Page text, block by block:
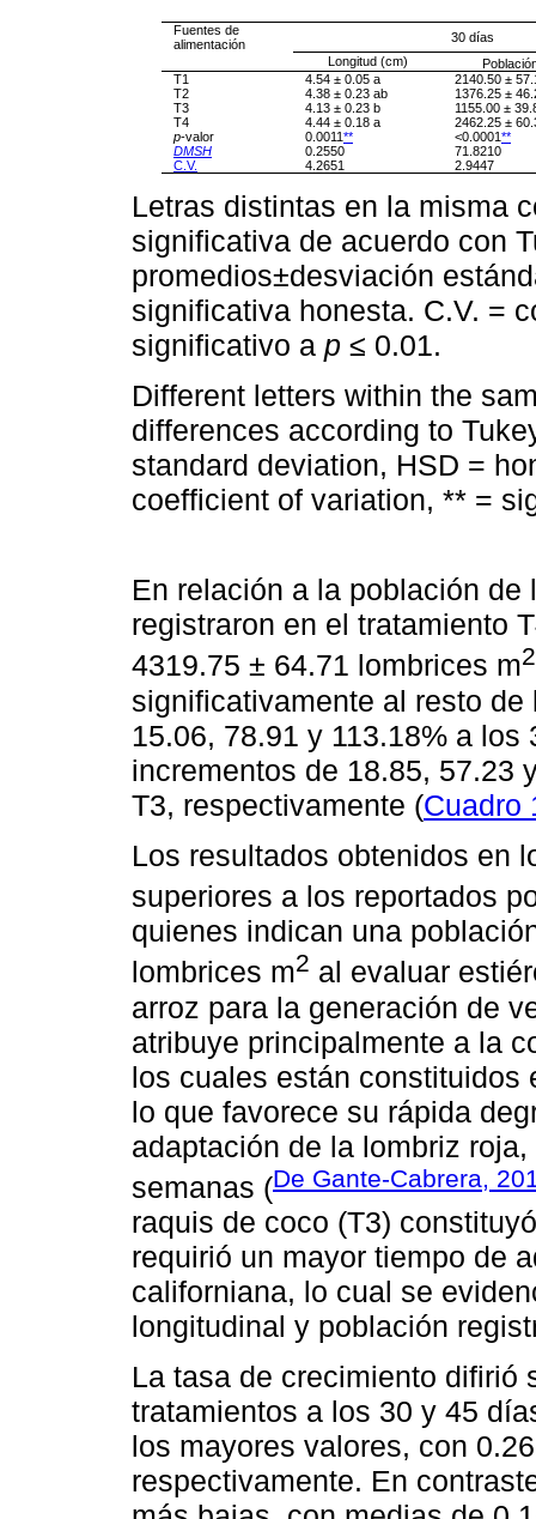
Fuentes de
alimentación
30 días
Longitud (cm)
T1
4.54 ± 0.05 a
2140.50 ±
T2
4.38 ± 0.23 ab
1376.25 ±
T3
4.13 ± 0.23 b
1155.00 ±
T4
4.44 ± 0.18 a
2462.25 ±
p-valor 0.0011** <0.0001**
DMSH
0.2550
71.8210
C.V.
4.2651 2.9447
Letras distintas en la misma
significativa de acuerdo con
promedios±desviación
significativa honesta. C.V. =
significativo a p ≤ 0.01.
Different letters within the
differences according to
standard deviation, HSD =
coefficient of variation, ** =
En relación a la población
registraron en el tratamiento
4319.75 ± 64.71 lombrices m2
significativamente al resto
15.06, 78.91 y 113.18% a
incrementos de 18.85, 57.23
T3, respectivamente (Cuadro
Los resultados obtenidos en
superiores a los reportados
quienes indican una
lombrices m2 al evaluar
arroz para la generación de
atribuye principalmente a la
los cuales están constituidos
lo que favorece su rápida
adaptación de la lombriz
semanas (De Gante-Cabrera,
raquis de coco (T3)
requirió un mayor tiempo de
californiana, lo cual se
longitudinal y población
La tasa de crecimiento difirió
tratamientos a los 30 y 45
los mayores valores, con
respectivamente. En